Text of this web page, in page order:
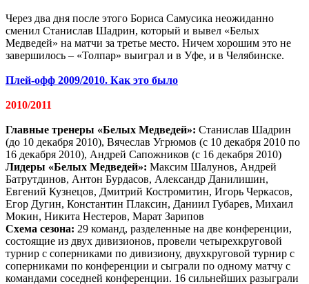
Через два дня после этого Бориса Самусика неожиданно
сменил Станислав Шадрин, который и вывел «Белых
Медведей» на матчи за третье место. Ничем хорошим это не
завершилось – «Толпар» выиграл и в Уфе, и в Челябинске.
Плей-офф 2009/2010. Как это было
2010/2011
Главные тренеры «Белых Медведей»: Станислав Шадрин
(до 10 декабря 2010), Вячеслав Угрюмов (с 10 декабря 2010 по
16 декабря 2010), Андрей Сапожников (с 16 декабря 2010)
Лидеры «Белых Медведей»: Максим Шалунов, Андрей
Батрутдинов, Антон Бурдасов, Александр Данилишин,
Евгений Кузнецов, Дмитрий Костромитин, Игорь Черкасов,
Егор Дугин, Константин Плаксин, Даниил Губарев, Михаил
Мокин, Никита Нестеров, Марат Зарипов
Схема сезона: 29 команд, разделенные на две конференции,
состоящие из двух дивизионов, провели четырехкруговой
турнир с соперниками по дивизиону, двухкруговой турнир с
соперниками по конференции и сыграли по одному матчу с
командами соседней конференции. 16 сильнейших разыграли